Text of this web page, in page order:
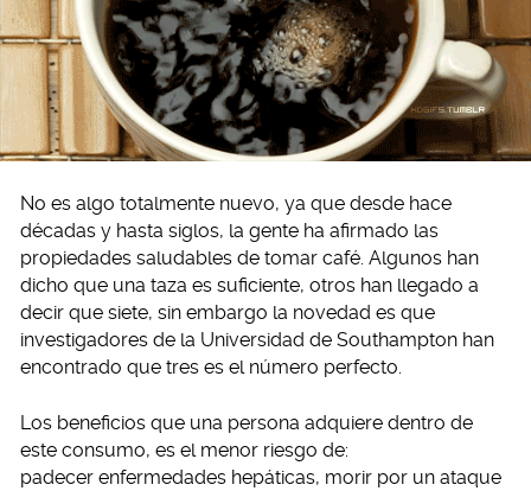
No es algo totalmente nuevo, ya que desde hace
décadas y hasta siglos, la gente ha afirmado las
propiedades saludables de tomar café. Algunos han
dicho que una taza es suficiente, otros han llegado a
decir que siete, sin embargo la novedad es que
investigadores de la Universidad de Southampton han
encontrado que tres es el número perfecto.
Los beneficios que una persona adquiere dentro de
este consumo, es el menor riesgo de:
padecer enfermedades hepáticas, morir por un ataque